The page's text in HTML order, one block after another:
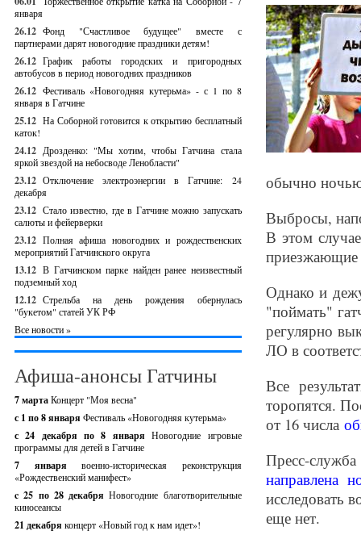
января
26.12 Фонд "Счастливое будущее" вместе с
партнерами дарят новогодние праздники детям!
26.12 График работы городских и пригородных
автобусов в период новогодних праздников
26.12 Фестиваль «Новогодняя кутерьма» - с 1 по 8
января в Гатчине
25.12 На Соборной готовится к открытию бесплатный
каток!
24.12 Дрозденко: "Мы хотим, чтобы Гатчина стала
яркой звездой на небосводе Ленобласти"
23.12 Отключение электроэнергии в Гатчине: 24
декабря
23.12 Стало известно, где в Гатчине можно запускать
салюты и фейерверки
23.12 Полная афиша новогодних и рождественских
мероприятий Гатчинского округа
13.12 В Гатчинском парке найден ранее неизвестный
подземный ход
12.12 Стрельба на день рождения обернулась
"букетом" статей УК РФ
Все новости »
Афиша-анонсы Гатчины
7 мартаКонцерт "Моя весна"
с 1 по 8 января Фестиваль «Новогодняя кутерьма»
с 24 декабря по 8 январяНовогодние игровые
программы для детей в Гатчине
7 январявоенно-историческая реконструкция
«Рождественский манифест»
c 25 по 28 декабряНовогодние благотворительные
киносеансы
21 декабря концерт «Новый год к нам идет»!
обычно
Выбросы,
В этом
приезжающие
Однако и
"поймать"
регулярно
ЛО в
Все
торопятся.
от 16 числа
Пресс-
направлена
исследовать
еще нет.